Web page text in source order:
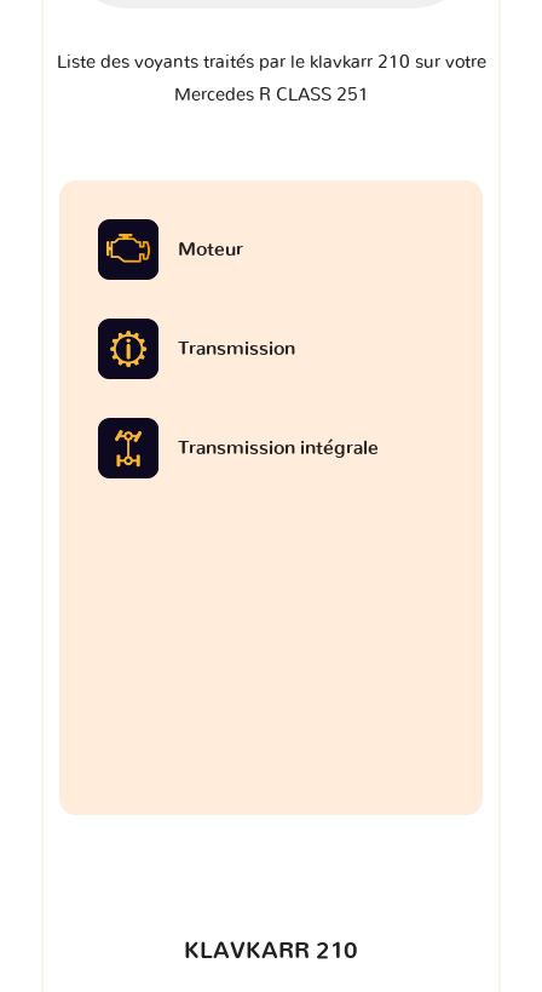
Liste des voyants traités par le klavkarr 210 sur votre
Mercedes R CLASS 251
Moteur
Transmission
Transmission intégrale
KLAVKARR 210